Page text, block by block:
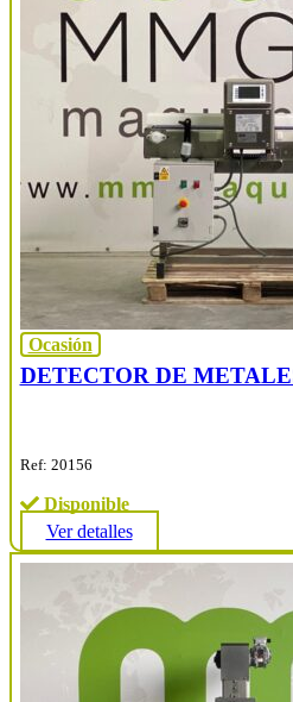
Ocasión
DETECTOR DE
Ref: 20156
Disponible
Ver detalles